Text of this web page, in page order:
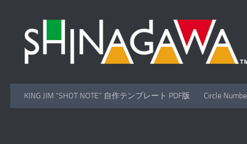
KING JIM “SHOT NOTE” 自作テンプレート PDF版 Circle